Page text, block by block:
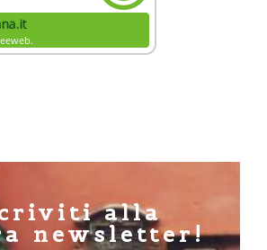
alla
newsletter!